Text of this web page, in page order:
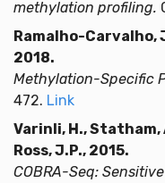
methylation profiling.
Ramalho-Carvalho,
2018.
Methylation-Specific
472. Link
Varinli, H., Statham,
Ross, J.P., 2015.
COBRA-Seq: